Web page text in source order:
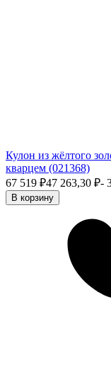
Кулон из жёлтого
кварцем (021368)
67 519 ₽47 263,30 ₽-
В корзину